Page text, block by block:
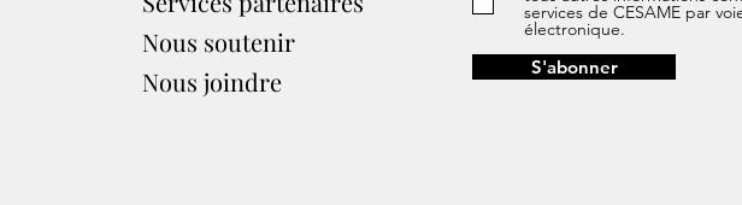
Nous soutenir
Nous joindre
services de CESAME par
électronique.
S'abonner